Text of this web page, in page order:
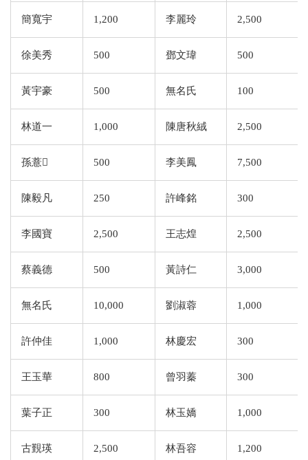
簡寬宇 1,200 李麗玲 2,500
徐美秀 500 鄧文瑋 500
黃宇豪 500 無名氏 100
林道一 1,000 陳唐秋絨 2,500
孫薏 500 李美鳳 7,500
陳毅凡 250 許峰銘 300
李國寶 2,500 王志煌 2,500
蔡義德 500 黃詩仁 3,000
無名氏 10,000 劉淑蓉 1,000
許仲佳 1,000 林慶宏 300
王玉華 800 曾羽蓁 300
葉子正 300 林玉嬌 1,000
古覲瑛 2,500 林吾容 1,200